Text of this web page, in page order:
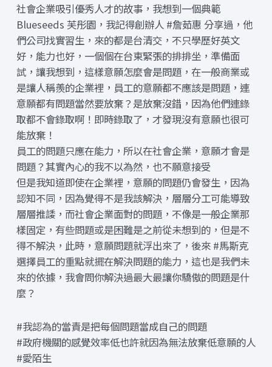
社會企業吸引優秀人才的故事，我想到一個典範
Blueseeds 芙彤園，我記得創辦人 #詹茹惠 分享過，他
們公司找實習生，來的都是台清交，不只學歷好英文
好，能力也好，一個個在台東緊張的排排坐，準備面
試，讓我想到，這樣意願怎麼會是問題，在一般商業或
是讓人稱羨的企業裡，員工的意願都不應該是問題，連
意願都有問題當然要放棄？是放棄沒錯，因為他們連錄
取都不會錄取啊！即時錄取了，才發現沒有意願也很可
能放棄！
員工的問題只應在能力，所以在社會企業，意願才會是
問題？其實內心的我不以為然，也不願意接受
但是我知道即使在企業裡，意願的問題仍會發生，因為
認知不同，因為覺得不是我該解決，層層分工可能導致
層層推諉，而社會企業面對的問題，不像是一般企業那
樣固定，有些問題或是困難是之前從未想到的，但是不
得不解決，此時，意願問題就浮出來了，後來 #馬斯克
選擇員工的重點就擺在解決問題的能力，這也是我們未
來的依據，我會問你解決過最大最讓你驕傲的問題是什
麼？
#我認為的當責是把每個問題當成自己的問題
#政府機關的感覺效率低也許就因為無法放棄低意願的人
#愛陌生